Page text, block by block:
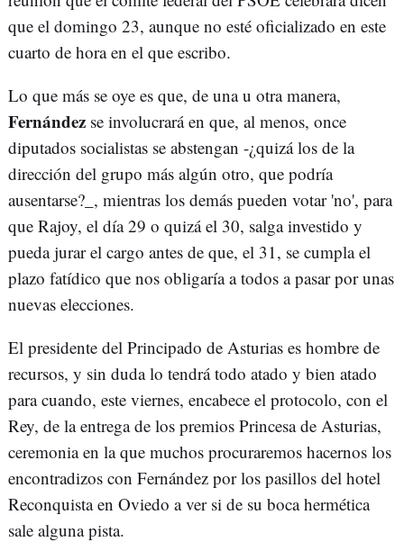
que el domingo 23, aunque no esté oficializado en este
cuarto de hora en el que escribo.
Lo que más se oye es que, de una u otra manera,
Fernández se involucrará en que, al menos, once
diputados socialistas se abstengan -¿quizá los de la
dirección del grupo más algún otro, que podría
ausentarse?_, mientras los demás pueden votar 'no', para
que Rajoy, el día 29 o quizá el 30, salga investido y
pueda jurar el cargo antes de que, el 31, se cumpla el
plazo fatídico que nos obligaría a todos a pasar por unas
nuevas elecciones.
El presidente del Principado de Asturias es hombre de
recursos, y sin duda lo tendrá todo atado y bien atado
para cuando, este viernes, encabece el protocolo, con el
Rey, de la entrega de los premios Princesa de Asturias,
ceremonia en la que muchos procuraremos hacernos los
encontradizos con Fernández por los pasillos del hotel
Reconquista en Oviedo a ver si de su boca hermética
sale alguna pista.